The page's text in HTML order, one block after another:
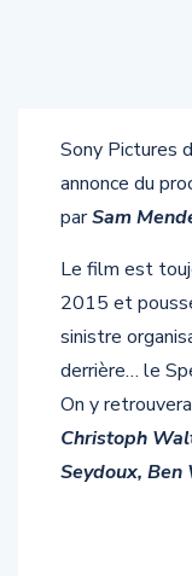
Sony Pictures
annonce du
parSam
Le film est
2015 et
sinistre
derrière… le
On y
Christoph
Seydoux, Ben